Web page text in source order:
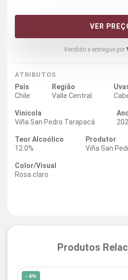
VER
Vendido e entregue por
ATRIBUTOS
País
Chile
Região
Valle Central
Vinícola
Viña San Pedro Tarapacá
Teor Alcoólico
12.0%
Produtor
Viña San
Color/Visual
Rosa claro
Produtos
- 4%